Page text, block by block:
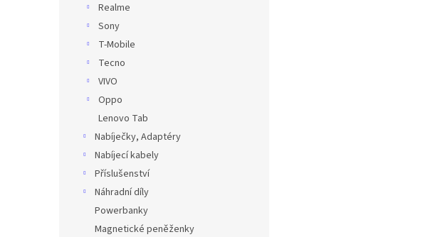
Realme
Sony
T-Mobile
Tecno
VIVO
Oppo
Lenovo Tab
Nabíječky, Adaptéry
Nabíjecí kabely
Příslušenství
Náhradní díly
Powerbanky
Magnetické peněženky